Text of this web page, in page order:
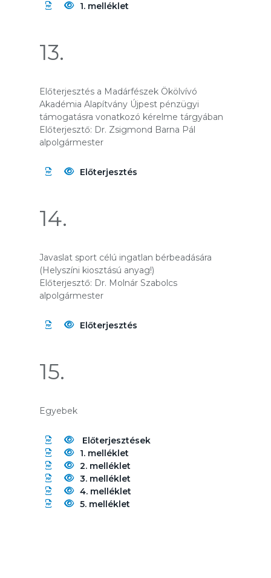
1. melléklet
13.
Előterjesztés a Madárfészek Ökölvívó
Akadémia Alapítvány Újpest pénzügyi
támogatásra vonatkozó kérelme tárgyában
Előterjesztő: Dr. Zsigmond Barna Pál
alpolgármester
Előterjesztés
14.
Javaslat sport célú ingatlan bérbeadására
(Helyszíni kiosztású anyag!)
Előterjesztő: Dr. Molnár Szabolcs
alpolgármester
Előterjesztés
15.
Egyebek
Előterjesztések
1. melléklet
2. melléklet
3. melléklet
4. melléklet
5. melléklet